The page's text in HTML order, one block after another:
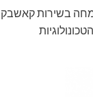
בשירות קאשבק